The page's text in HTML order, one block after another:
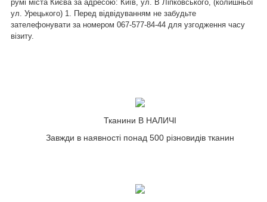
румі міста Києва за адресою: Київ, ул. В Ліпковського, (колишньої
ул. Урецького) 1. Перед відвідуванням не забудьте
зателефонувати за номером 067-577-84-44 для узгодження часу
візиту.
Тканини В НАЛИЧІ
Завжди в наявності понад 500 різновидів тканин